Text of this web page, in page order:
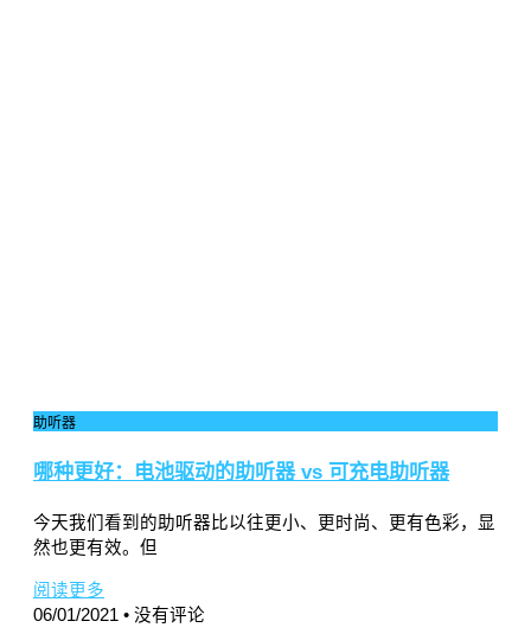
助听器
哪种更好：电池驱动的助听器 vs 可充电助听器
今天我们看到的助听器比以往更小、更时尚、更有色彩，显
然也更有效。但
阅读更多
06/01/2021
没有评论